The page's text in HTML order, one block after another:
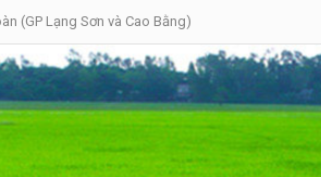
(GP Lạng Sơn và Cao Bằng)